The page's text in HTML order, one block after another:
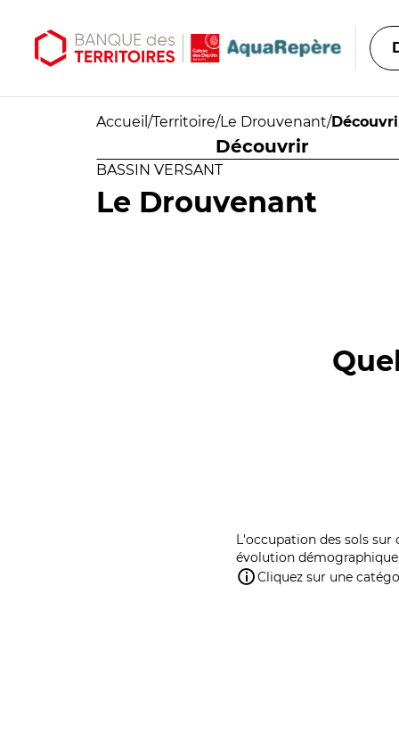
Accueil /Territoire/Le Drouvenant/
Découvrir
BASSIN VERSANT
Le Drouvenant
L'occupation des sols
évolution
Cliquez sur une